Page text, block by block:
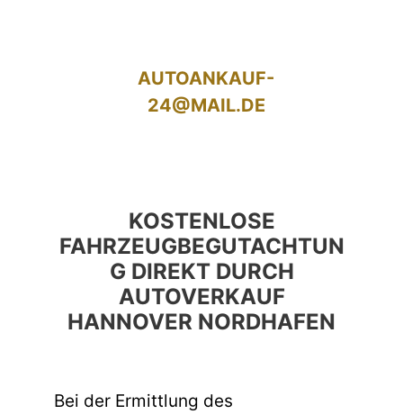
AUTOANKAUF-
24@MAIL.DE
KOSTENLOSE
FAHRZEUGBEGUTACHTUN
G DIREKT DURCH
AUTOVERKAUF
HANNOVER NORDHAFEN
Bei der Ermittlung des